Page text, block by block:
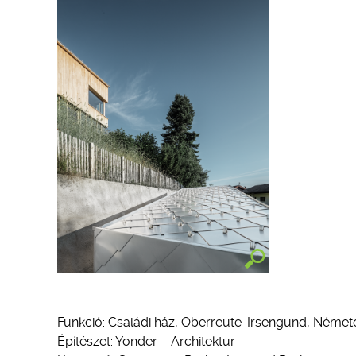
Funkció: Családi ház, Oberreute-Irsengund,
Építészet: Yonder – Architektur